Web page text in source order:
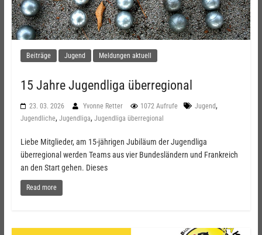
Beiträge Jugend Meldungen aktuell
15 Jahre Jugendliga überregional
23. 03. 2026 Yvonne Retter 1072 Aufrufe Jugend,
Jugendliche, Jugendliga, Jugendliga überregional
Liebe Mitglieder, am 15-jährigen Jubiläum der Jugendliga
überregional werden Teams aus vier Bundesländern und Frankreich
an den Start gehen. Dieses
Read more